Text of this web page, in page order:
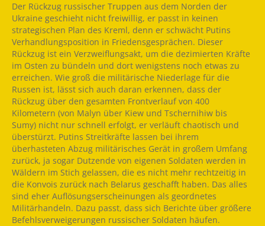
Der Rückzug russischer Truppen aus dem Norden der
Ukraine geschieht nicht freiwillig, er passt in keinen
strategischen Plan des Kreml, denn er schwächt Putins
Verhandlungsposition in Friedensgesprächen. Dieser
Rückzug ist ein Verzweiflungsakt, um die dezimierten Kräfte
im Osten zu bündeln und dort wenigstens noch etwas zu
erreichen. Wie groß die militärische Niederlage für die
Russen ist, lässt sich auch daran erkennen, dass der
Rückzug über den gesamten Frontverlauf von 400
Kilometern (von Malyn über Kiew und Tschernihiw bis
Sumy) nicht nur schnell erfolgt, er verläuft chaotisch und
überstürzt. Putins Streitkräfte lassen bei ihrem
überhasteten Abzug militärisches Gerät in großem Umfang
zurück, ja sogar Dutzende von eigenen Soldaten werden in
Wäldern im Stich gelassen, die es nicht mehr rechtzeitig in
die Konvois zurück nach Belarus geschafft haben. Das alles
sind eher Auflösungserscheinungen als geordnetes
Militärhandeln. Dazu passt, dass sich Berichte über größere
Befehlsverweigerungen russischer Soldaten häufen.